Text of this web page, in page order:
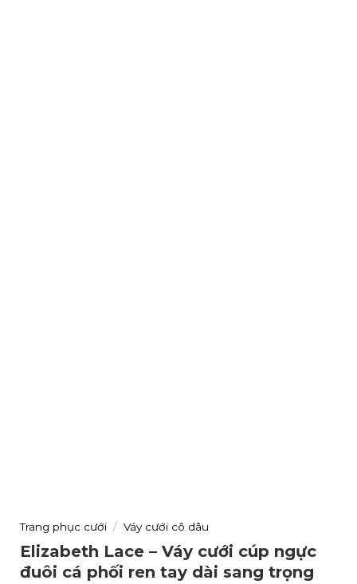
Trang phục cưới / Váy cưới cô dâu
Elizabeth Lace – Váy cưới cúp ngực
đuôi cá phối ren tay dài sang trọng